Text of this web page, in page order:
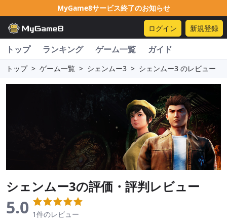
MyGame8サービス終了のお知らせ
ログイン 新規登録
トップ ランキング ゲーム一覧 ガイド
トップ > ゲーム一覧 > シェンムー3 > シェンムー3 のレビュー
シェンムー3の評価・評判レビュー
5.0 1件のレビュー